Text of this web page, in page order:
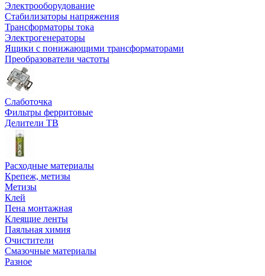
Электрооборудование
Стабилизаторы напряжения
Трансформаторы тока
Электрогенераторы
Ящики с понижающими трансформаторами
Преобразователи частоты
Слаботочка
Фильтры ферритовые
Делители ТВ
Расходные материалы
Крепеж, метизы
Метизы
Клей
Пена монтажная
Клеящие ленты
Паяльная химия
Очистители
Смазочные материалы
Разное